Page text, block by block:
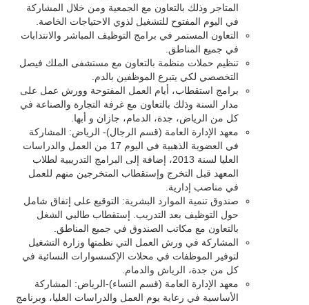
المتاجر وذلك بالتعاون مع الجمعية ومن خلال المشاركة
في اليوم المفتوح للتشغيل لذوي الاحتياجات الخاصة.
التعاون المستمر في برامج التوظيف المباشر والانتدابات
في جميع المناطق.
تنظيم حملات منظمة بالتعاون مع مستشفى الملك فيصل
التخصصي لكي يتبرع الموظفين بالدم.
برامج استقطاب، أيام العمل المفتوحة وورش عمل على
مدار السنة وذلك بالتعاون مع غرفة التجارة والصناعة في
كل من الرياض، جدة، الدمام، جازان و أبها.
معهد الإدارة العامة (قسم الرجال)- الرياض: المشاركة
في العضوية الذهبية في اليوم 17 من العمل والدراسات
العليا لسنة 2013، إضافة إلى البرامج التدريبية لطلاب
المعهد قبل التخرج وإستقطاب المتخرجين منهم للعمل
في مناصب إدارية.
صندوق تنمية الموارد البشرية: التوقيع على إتفاق شامل
حول التوظيف بعد التدريب. إستقطاب طالبي الشغل
بالتعاون مع مكاتب الصندوق في جميع المناطق.
المشاركة في ورش العمل التي نظمتها وزارة التشغيل
لتوفير الموظفات في محلات الإكسسوارات النسائية في
كل من جدة، الرياش والدمام.
معهد الإدارة العامة (قسم النساء)-الرياض: المشاركة
الأساسية في رعاية يوم العمل والدراسات العليا، وبرنامج